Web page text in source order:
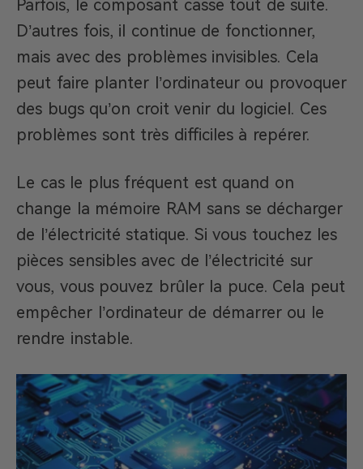
Parfois, le composant casse tout de suite.
D’autres fois, il continue de fonctionner,
mais avec des problèmes invisibles. Cela
peut faire planter l’ordinateur ou provoquer
des bugs qu’on croit venir du logiciel. Ces
problèmes sont très difficiles à repérer.
Le cas le plus fréquent est quand on
change la mémoire RAM sans se décharger
de l’électricité statique. Si vous touchez les
pièces sensibles avec de l’électricité sur
vous, vous pouvez brûler la puce. Cela peut
empêcher l’ordinateur de démarrer ou le
rendre instable.